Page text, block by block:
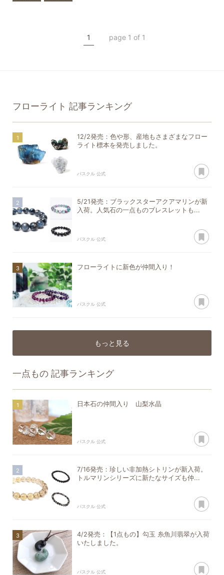
一点もの
1 page 1 of 1
フローライト 記事ランキング
12/2発売：色や形、産地もさまざまなフロー
ライト標本を発売しました。
パスクル 公式
5/21発売：ブラックスターアクアマリンが新
入荷。人気石の一点ものブレスレットも...
パスクル 公式
フローライトに新色が仲間入り！
パスクル 公式
もっと見る
一点もの 記事ランキング
日本石の仲間入り 山梨水晶
パスクル 公式
7/16発売：珍しい非加熱シトリンが新入荷。
トルマリンシリーズに新たなサイズも仲...
パスクル 公式
4/2発売：【1点もの】勾玉 糸魚川翡翠が入荷
いたしました。
パスクル 公式